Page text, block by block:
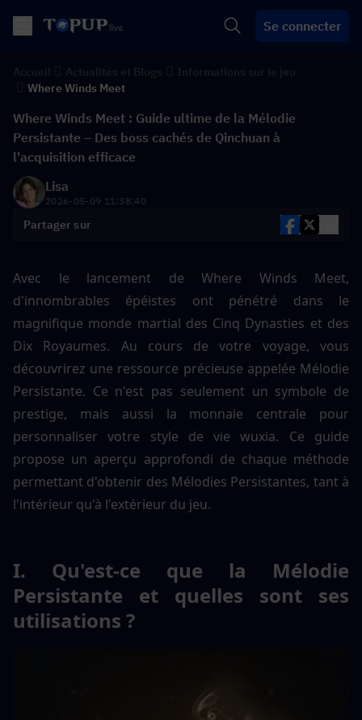
Se connecter
Where Winds Meet
Where Winds Meet : Guide ultime de la Mélodie
Persistante – Des boss cachés de Qinchuan à
l'acquisition efficace
Lisa
2026-05-09 11:38:40
Partager sur
Avec le lancement de Where Winds Meet,
d'innombrables épéistes ont pénétré dans le
magnifique monde martial des Cinq Dynasties et des
Dix Royaumes. Au cours de votre voyage, vous
découvrirez une ressource précieuse appelée Mélodie
Persistante. Ce n'est pas seulement un symbole de
prestige, mais aussi la monnaie centrale pour
personnaliser votre style de vie wuxia. Ce guide
propose un aperçu approfondi de chaque méthode
permettant d'obtenir des Mélodies Persistantes, tant à
l'intérieur qu'à l'extérieur du jeu.
I. Qu'est-ce que la Mélodie
Persistante et quelles sont ses
utilisations ?